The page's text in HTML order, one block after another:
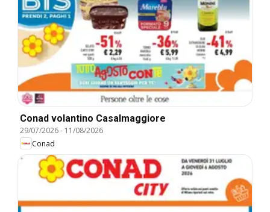
Conad volantino Casalmaggiore
29/07/2026- 11/08/2026
Conad